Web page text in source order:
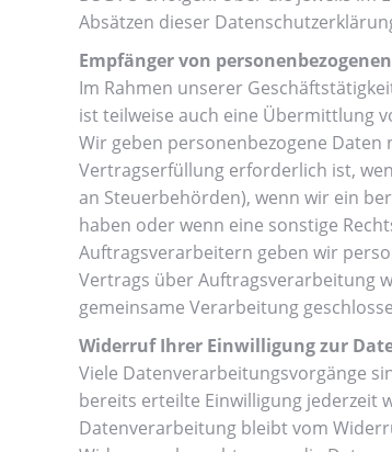
Absätzen dieser
Empfänger von
Im Rahmen unserer
ist teilweise auch eine Übermittlung
Wir geben personenbezogene
Vertragserfüllung erforderlich ist,
an Steuerbehörden), wenn wir ein
haben oder wenn eine sonstige
Auftragsverarbeitern geben wir
Vertrags über Auftragsverarbeitung
gemeinsame Verarbeitung
Widerruf Ihrer Einwilligung zur
Viele Datenverarbeitungsvorgänge
bereits erteilte Einwilligung jederzeit
Datenverarbeitung bleibt vom